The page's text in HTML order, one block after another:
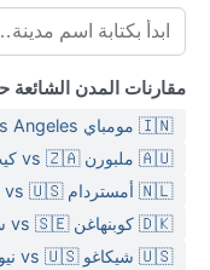
مقارنات المدن الشائعة
🇮🇳 مومباي vs 🇺🇸 Los Angeles
🇦🇺 ملبورن vs 🇿🇦 كيب تاون
🇳🇱 أمستردام vs 🇺🇸 نيويورك
🇩🇰 كوبنهاغن vs 🇸🇪 ستوكهولم
🇺🇸 شيكاغو vs 🇺🇸 نيويورك